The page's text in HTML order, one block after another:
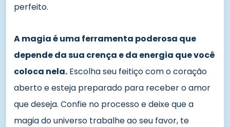
perfeito.
A magia é uma ferramenta poderosa que
depende da sua crença e da energia que você
coloca nela. Escolha seu feitiço com o coração
aberto e esteja preparado para receber o amor
que deseja. Confie no processo e deixe que a
magia do universo trabalhe ao seu favor, te